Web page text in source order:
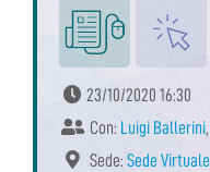
23/10/2020 16:30
Con: Luigi Ballerini,
Sede: Sede Virtuale